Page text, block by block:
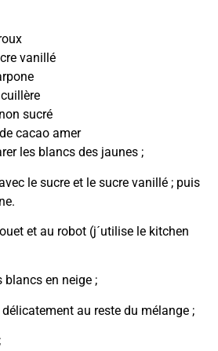
vanillé
sucré
cacao amer
les blancs des jaunes ;
le sucre et le sucre vanillé ; puis
et au robot (j´utilise le kitchen
blancs en neige ;
au reste du mélange ;